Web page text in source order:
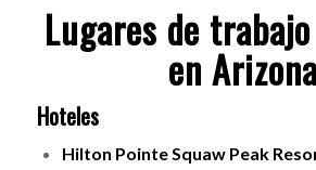
Lugares de
en
Hoteles
Hilton Pointe Squaw Peak